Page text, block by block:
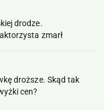
drodze.
zmarł
droższe. Skąd tak
cen?